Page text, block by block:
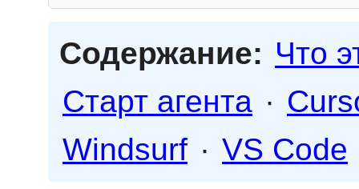
Содержание: Что
Старт агента ·
Windsurf · VS Code